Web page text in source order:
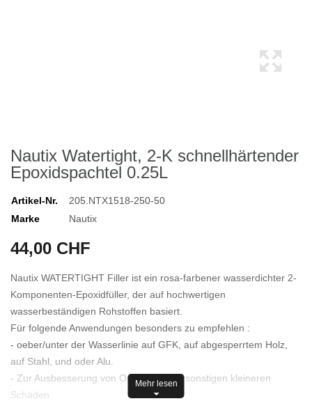
Nautix Watertight, 2-K schnellhärtender
Epoxidspachtel 0.25L
Artikel-Nr.
205.NTX1518-250-50
Marke
Nautix
44,00 CHF
Nautix WATERTIGHT Filler ist ein rosa-farbener wasserdichter 2-
Komponenten-Epoxidfüller, der auf hochwertigen
wasserbeständigen Rohstoffen basiert.
Für folgende Anwendungen besonders zu empfehlen :
- oeber/unter der Wasserlinie auf GFK, auf abgesperrtem Holz,
auf Stahl, und oder Alu.
- Zur Ausbesserung von Osmose- oder sonstigen kleineren
Schäden.
Mehr lesen